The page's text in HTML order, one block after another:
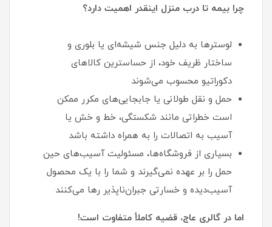
چرا بیمه تا درب منزل اینقدر اهمیت دارد؟
لوسترها به دلیل جنس شیشه‌ای یا بلوری و
ساختار ظریف خود، از حساسترین کالاهای
دکوراتیو محسوب می‌شوند
حمل و نقل طولانی یا جابجایی‌های مکرر ممکن
است خطراتی مانند شکستگی، خط و خش یا
آسیب به اتصالات را به همراه داشته باشد
بسیاری از فروشگاه‌ها، مسئولیت آسیب‌های حین
حمل را بر عهده نمی‌گیرند و شما را با یک محصول
آسیب‌دیده و خسارتی جبران‌ناپذیر رها می‌کنند
اما در گالری عاج، قضیه کاملاً متفاوت است!